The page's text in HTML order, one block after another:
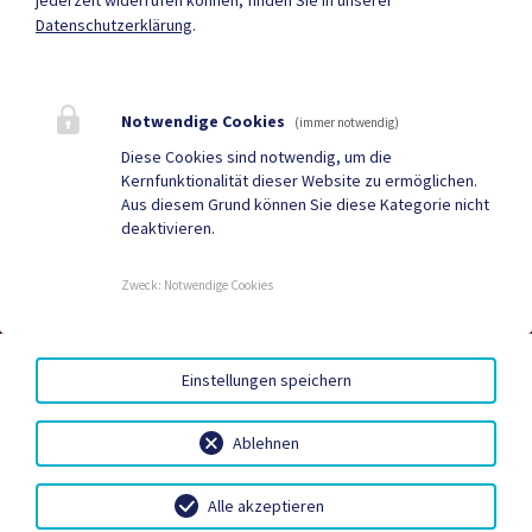
Mehr
Quicklinks
Geko digital Gemeinde-
Tourismus
Sport & Freizeit
Neuigkeiten
DIGITALE AMTSSIGNATUR BARRIEREFREIHEIT
DATENSCHUTZ|SITEMAP|IMPRESSUM
Datenschutzerklärung.
Notwendige Cookies (immer notwendig)
Diese Cookies sind notwendig, um die
Kernfunktionalität dieser Website zu ermöglichen.
Aus diesem Grund können Sie diese Kategorie nicht
deaktivieren.
Zweck: Notwendige Cookies
Ablehnen
Einstellungen speichern
Alle akzeptieren